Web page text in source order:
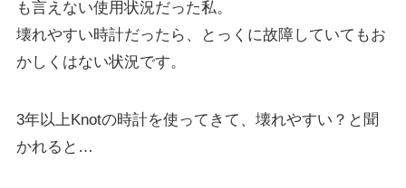
も言えない使用状況だった私。
壊れやすい時計だったら、とっくに故障していてもお
かしくはない状況です。
3年以上Knotの時計を使ってきて、壊れやすい？と聞
かれると…